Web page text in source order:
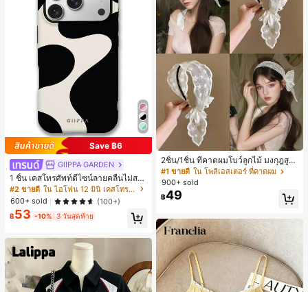
Save ฿6
GIIPPA GARDEN
1 ชิ้น เคสโทรศัพท์ดีไซน์ลายคลื่นไม่สม
มาตรสำหรับ Phone 17 Pro Max, เหม
าะสำหรับ Phone 16 Pro Max, 15 Pro
Max, 14 Pro Max, เคสโทรศัพท์สไตล์เ
กาหลีและน่าสนใจ, เข้ากันได้กับ 11/12/
13/14/15/16 Pro Max Plus, ดีไซน์หรู
ขวัญในอุดมคติสำหรับคริสต์มาส, วันว
าเลนไทน์, อีสเตอร์, ฤดูแต่งงานและวันเ
กิดสำหรับแฟนสาว
#2 ขายดี
ใน ไอโฟน 12 มินิ เคสโทรศัพท์แฟชั่น
600+ sold
(100+)
฿53 -10% 3 วันสุดท้าย
2ชิ้น/1ชิ้น ที่คาดผมโบว์ลูกไม้ มงกุฎสูง
แถบกว้าง สีดำ สีขาว สำหรับใส่ประจำ
วัน กิ๊บติดผม ยางรัดผม (ลายปักดอกไม้
จัดวางแบบสุ่ม)
#1 ขายดี ใน โพลีเอสเตอร์ ที่คาดผม
900+ sold
฿49